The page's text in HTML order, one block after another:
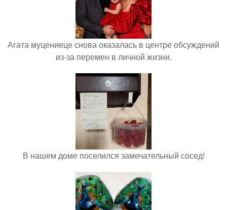
Агата муцениеце снова оказалась в центре обсуждений
из-за перемен в личной жизни.
В нашем доме поселился замечательный сосед!